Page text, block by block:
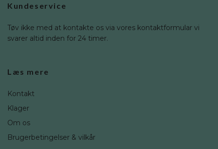
Kundeservice
Tøv ikke med at kontakte os via vores kontaktformular vi
svarer altid inden for 24 timer.
Læs mere
Kontakt
Klager
Om os
Brugerbetingelser & vilkår